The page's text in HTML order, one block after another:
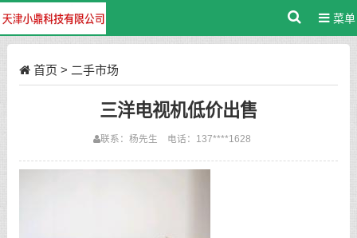
菜单
首页 > 二手市场
三洋电视机低价出售
联系：杨先生 电话：137****1628